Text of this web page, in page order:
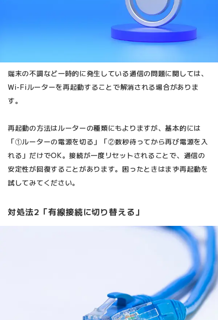
端末の不調など一時的に発生している通信の問題に関しては、
Wi-Fiルーターを再起動することで解消される場合がありま
す。
再起動の方法はルーターの種類にもよりますが、基本的には
「①ルーターの電源を切る」「②数秒待ってから再び電源を入
れる」だけでOK。接続が一度リセットされることで、通信の
安定性が回復することがあります。困ったときはまず再起動を
試してみてください。
対処法2「有線接続に切り替える」